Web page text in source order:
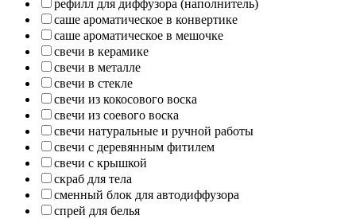
рефилл для диффузора (наполнитель)
саше ароматическое в конвертике
саше ароматическое в мешочке
свечи в керамике
свечи в металле
свечи в стекле
свечи из кокосового воска
свечи из соевого воска
свечи натуральные и ручной работы
свечи с деревянным фитилем
свечи с крышкой
скраб для тела
сменный блок для автодиффузора
спрей для белья